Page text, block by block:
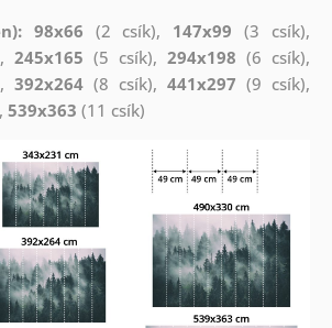
98x66 (2 csík), 147x99 (3 csík),
245x165 (5 csík),294x198 (6 csík),
392x264 (8 csík),441x297 (9 csík),
539x363 (11 csík)